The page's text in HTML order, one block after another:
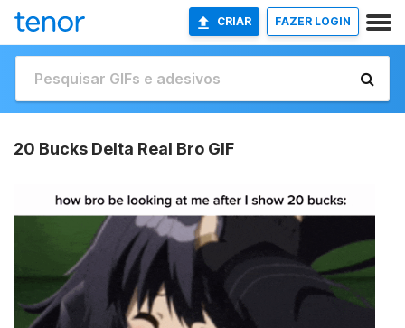
CRIAR FAZER LOGIN
20 Bucks Delta Real Bro GIF